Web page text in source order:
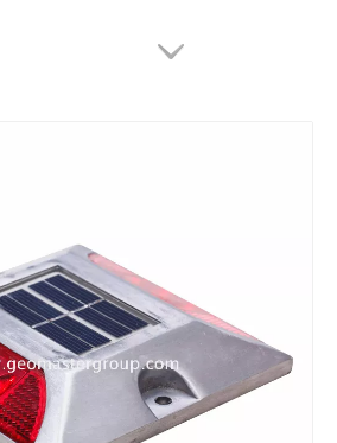
Đường năng lượng mặt trời Đường năng lượng mặt trời